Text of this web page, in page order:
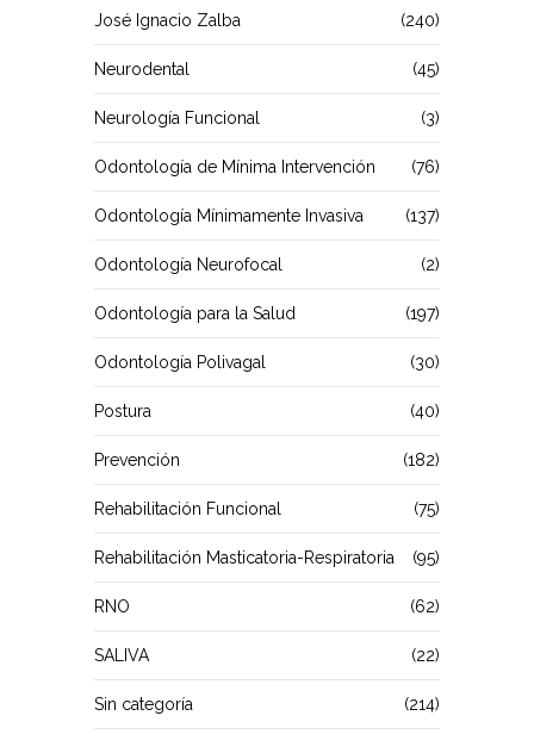
José Ignacio Zalba (240)
Neurodental (45)
Neurología Funcional (3)
Odontología de Mínima Intervención (76)
Odontología Mínimamente Invasiva (137)
Odontología Neurofocal (2)
Odontología para la Salud (197)
Odontología Polivagal (30)
Postura (40)
Prevención (182)
Rehabilitación Funcional (75)
Rehabilitación Masticatoria-Respiratoria (95)
RNO (62)
SALIVA (22)
Sin categoría (214)